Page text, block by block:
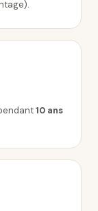
10 ans